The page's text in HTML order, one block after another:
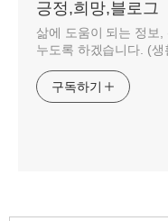
긍정,희망,블로그
삶에 도움이 되는 정보
누도록 하겠습니다. (
구독하기